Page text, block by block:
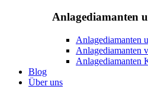
Anlagediamanten
Anlagediamanten
Anlagediamanten
Anlagediamanten
Blog
Über uns